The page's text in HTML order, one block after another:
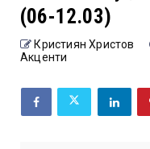
(06-12.03)
Кристиян Христов
Акценти